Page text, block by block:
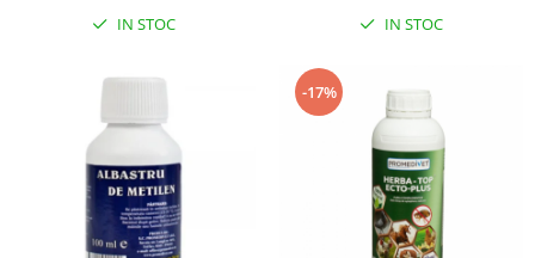
Servetele Umede
Igiena Catel
Igiena Interior
Perii si descalcitoare caini
Solutii Atractante si repelente
Custi transport - Pisici
Lese, Hamuri si Zgarzi
Paturi, perne si cosuri pentru pisici
Recompense Delicioase
IN STOC IN STOC
-17%